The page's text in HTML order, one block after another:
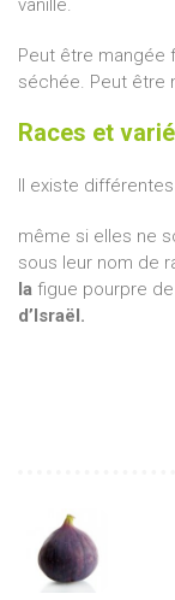
vanille.
Peut être mangée
séchée. Peut être
Races et
Il existe
même si elles ne
sous leur nom de
la figue pourpre de
d’Israël.